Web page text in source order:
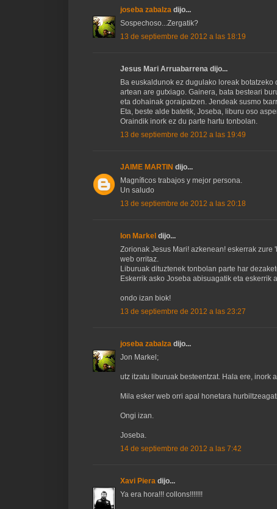
joseba zabalza dijo...
Sospechoso...Zergatik?
13 de septiembre de 2012 a las 18:19
Jesus Mari Arruabarrena dijo...
Ba euskaldunok ez dugulako loreak
artean are gutxiago. Gainera, bata besteari
eta dohainak goraipatzen. Jendeak susmo
Eta, beste alde batetik, Joseba, liburu oso
Oraindik inork ez du parte hartu tonbolan.
13 de septiembre de 2012 a las 19:49
JAIME MARTIN dijo...
Magníficos trabajos y mejor persona.
Un saludo
13 de septiembre de 2012 a las 20:18
Ion Markel dijo...
Zorionak Jesus Mari! azkenean! eskerrak
web orritaz.
Liburuak dituztenek tonbolan parte har
Eskerrik asko Joseba abisuagatik eta eskerrik
ondo izan biok!
13 de septiembre de 2012 a las 23:27
joseba zabalza dijo...
Jon Markel;
utz itzatu liburuak besteentzat. Hala ere, inork
Mila esker web orri apal honetara
Ongi izan.
Joseba.
14 de septiembre de 2012 a las 7:42
Xavi Piera dijo...
Ya era hora!!! collons!!!!!!!